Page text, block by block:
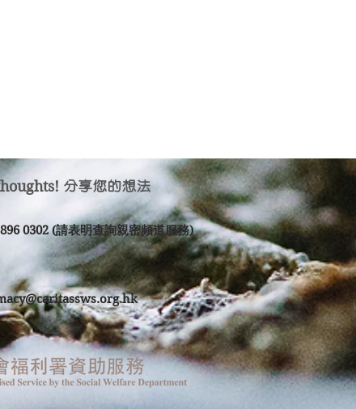
分享您的想法
0302 (請表明查詢親密頻道服務)